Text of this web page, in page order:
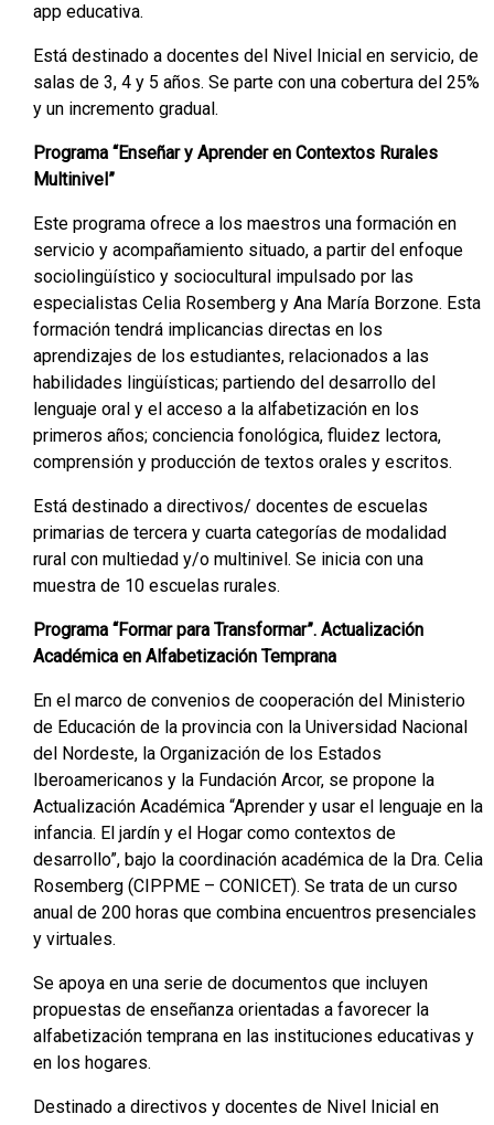
app educativa.
Está destinado a docentes del Nivel Inicial en servicio, de
salas de 3, 4 y 5 años. Se parte con una cobertura del 25%
y un incremento gradual.
Programa “Enseñar y Aprender en Contextos Rurales
Multinivel”
Este programa ofrece a los maestros una formación en
servicio y acompañamiento situado, a partir del enfoque
sociolingüístico y sociocultural impulsado por las
especialistas Celia Rosemberg y Ana María Borzone. Esta
formación tendrá implicancias directas en los
aprendizajes de los estudiantes, relacionados a las
habilidades lingüísticas; partiendo del desarrollo del
lenguaje oral y el acceso a la alfabetización en los
primeros años; conciencia fonológica, fluidez lectora,
comprensión y producción de textos orales y escritos.
Está destinado a directivos/ docentes de escuelas
primarias de tercera y cuarta categorías de modalidad
rural con multiedad y/o multinivel. Se inicia con una
muestra de 10 escuelas rurales.
Programa “Formar para Transformar”. Actualización
Académica en Alfabetización Temprana
En el marco de convenios de cooperación del Ministerio
de Educación de la provincia con la Universidad Nacional
del Nordeste, la Organización de los Estados
Iberoamericanos y la Fundación Arcor, se propone la
Actualización Académica “Aprender y usar el lenguaje en la
infancia. El jardín y el Hogar como contextos de
desarrollo”, bajo la coordinación académica de la Dra. Celia
Rosemberg (CIPPME – CONICET). Se trata de un curso
anual de 200 horas que combina encuentros presenciales
y virtuales.
Se apoya en una serie de documentos que incluyen
propuestas de enseñanza orientadas a favorecer la
alfabetización temprana en las instituciones educativas y
en los hogares.
Destinado a directivos y docentes de Nivel Inicial en